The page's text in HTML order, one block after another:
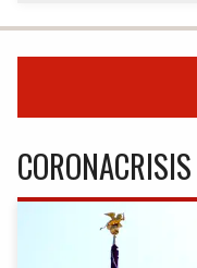
CORONACRISIS